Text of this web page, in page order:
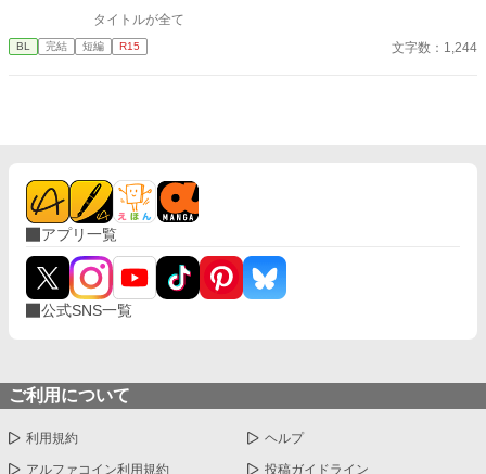
タイトルが全て
BL 完結 短編 R15 文字数：1,244
アプリ一覧
公式SNS一覧
ご利用について
利用規約 ヘルプ
アルファコイン利用規約 投稿ガイドライン